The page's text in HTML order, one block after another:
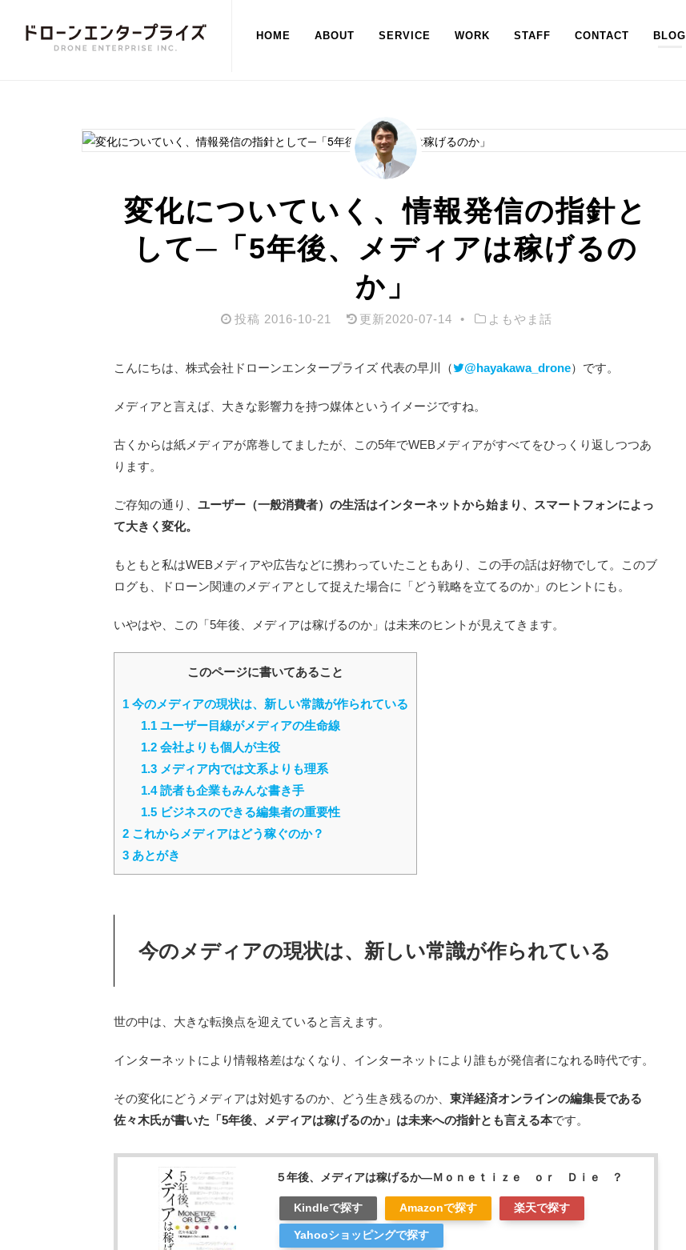
HOME ABOUT SERVICE WORK STAFF CONTACT BLOG
変化についていく、情報発信の指針と
して─「5年後、メディアは稼げるの
か」
投稿 2016-10-21 更新2020-07-14 よもやま話
こんにちは、株式会社ドローンエンタープライズ 代表の早川（ @hayakawa_drone）です。
メディアと言えば、大きな影響力を持つ媒体というイメージですね。
古くからは紙メディアが席巻してましたが、この5年でWEBメディアがすべてをひっくり返しつつあ
ります。
ご存知の通り、 ユーザー（一般消費者）の生活はインターネットから始まり、スマートフォンによっ
て大きく変化。
もともと私はWEBメディアや広告などに携わっていたこともあり、この手の話は好物でして。このブ
ログも、ドローン関連のメディアとして捉えた場合に「どう戦略を立てるのか」のヒントにも。
いやはや、この「5年後、メディアは稼げるのか」は未来のヒントが見えてきます。
このページに書いてあること
1 今のメディアの現状は、新しい常識が作られている
1.1ユーザー目線がメディアの生命線
1.2会社よりも個人が主役
1.3メディア内では文系よりも理系
1.4読者も企業もみんな書き手
1.5ビジネスのできる編集者の重要性
2 これからメディアはどう稼ぐのか？
3 あとがき
今のメディアの現状は、新しい常識が作られている
世の中は、大きな転換点を迎えていると言えます。
インターネットにより情報格差はなくなり、インターネットにより誰もが発信者になれる時代です。
その変化にどうメディアは対処するのか、どう生き残るのか、 東洋経済オンラインの編集長である
佐々木氏が書いた「5年後、メディアは稼げるのか」は未来への指針とも言える本です。
５年後、メディアは稼げるか―Ｍｏｎｅｔｉｚｅ ｏｒ Ｄｉｅ ？
Kindleで探す Amazonで探す 楽天で探す
Yahooショッピングで探す